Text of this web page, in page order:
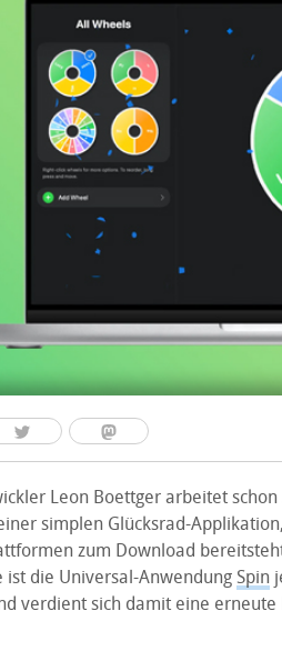
Leon Boettger arbeitet
simplen Glücksrad-
zum Download
ist die Universal-Anwendung Spin
verdient sich damit eine erneute